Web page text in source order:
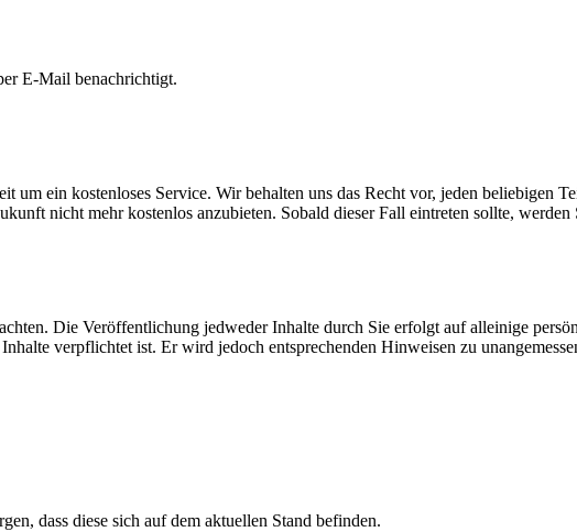
E-Mail benachrichtigt.
um ein kostenloses Service. Wir behalten uns das Recht vor, jeden beliebigen
nicht mehr kostenlos anzubieten. Sobald dieser Fall eintreten sollte,
Die Veröffentlichung jedweder Inhalte durch Sie erfolgt auf alleinige
verpflichtet ist. Er wird jedoch entsprechenden Hinweisen zu
dass diese sich auf dem aktuellen Stand befinden.